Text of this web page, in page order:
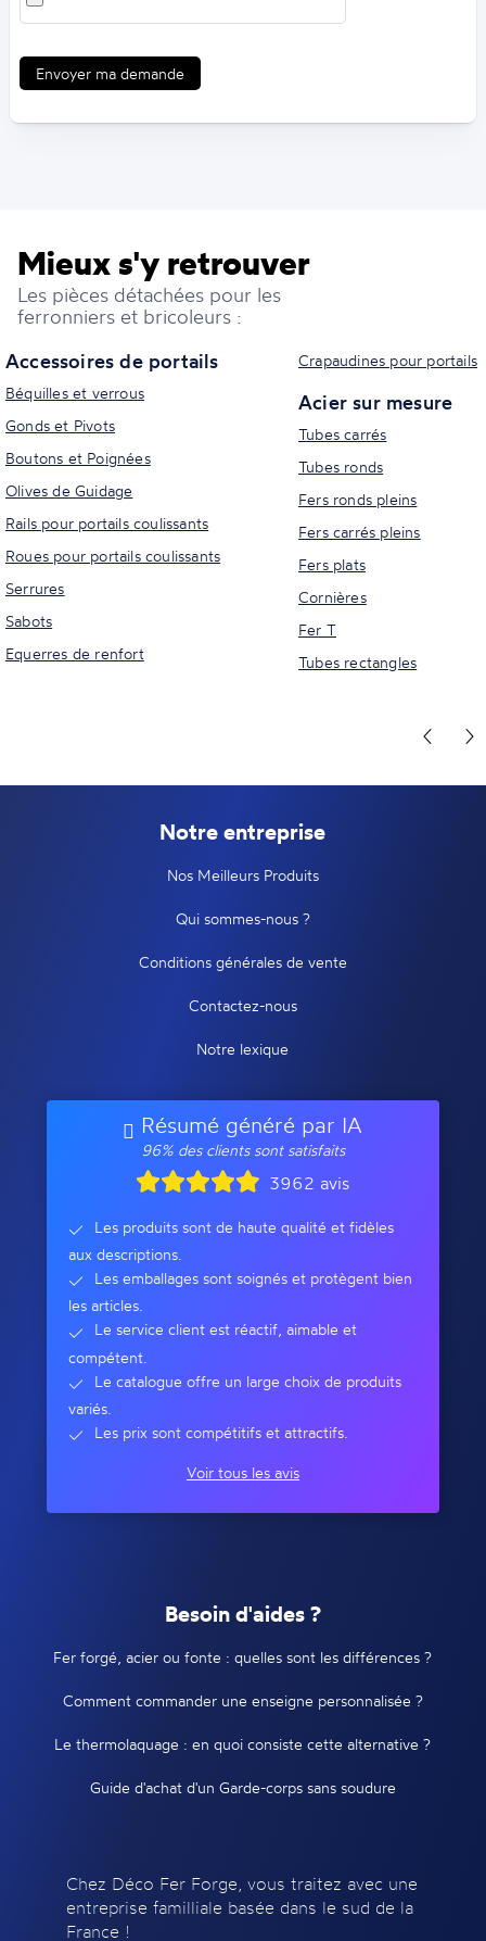
Envoyer ma demande
Mieux s'y retrouver
Les pièces détachées pour les
ferronniers et bricoleurs :
Accessoires de portails
Béquilles et verrous
Gonds et Pivots
Boutons et Poignées
Olives de Guidage
Rails pour portails coulissants
Roues pour portails coulissants
Serrures
Sabots
Equerres de renfort
Crapaudines pour portails
Acier sur mesure
Tubes carrés
Tubes ronds
Fers ronds pleins
Fers carrés pleins
Fers plats
Cornières
Fer T
Tubes rectangles
Notre entreprise
Nos Meilleurs Produits
Qui sommes-nous ?
Conditions générales de vente
Contactez-nous
Notre lexique
Résumé généré par IA
96% des clients sont satisfaits
3962 avis
Les produits sont de haute qualité et fidèles
aux descriptions.
Les emballages sont soignés et protègent bien
les articles.
Le service client est réactif, aimable et
compétent.
Le catalogue offre un large choix de produits
variés.
Les prix sont compétitifs et attractifs.
Voir tous les avis
Besoin d'aides ?
Fer forgé, acier ou fonte : quelles sont les différences ?
Comment commander une enseigne personnalisée ?
Le thermolaquage : en quoi consiste cette alternative ?
Guide d'achat d'un Garde-corps sans soudure
Chez Déco Fer Forge, vous traitez avec une
entreprise familliale basée dans le sud de la
France !